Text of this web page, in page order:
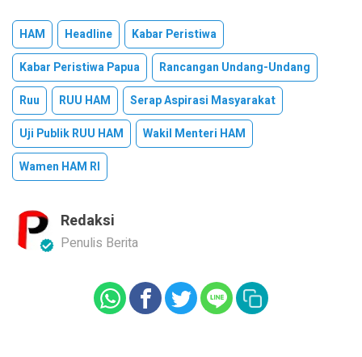
HAM Headline
Kabar Peristiwa
Kabar Peristiwa Papua
Rancangan Undang-Undang
Ruu
RUU HAM
Serap Aspirasi Masyarakat
Uji Publik RUU HAM
Wakil Menteri HAM
Wamen HAM RI
Redaksi
Penulis Berita